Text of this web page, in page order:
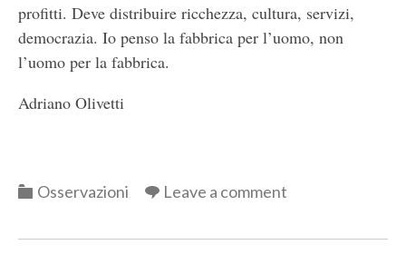
profitti. Deve distribuire ricchezza, cultura, servizi,
democrazia. Io penso la fabbrica per l’uomo, non
l’uomo per la fabbrica.
Adriano Olivetti
Categories
Osservazioni Leave a comment